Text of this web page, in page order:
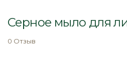
началу
галереи
Серное мыло для
0 Отзыв